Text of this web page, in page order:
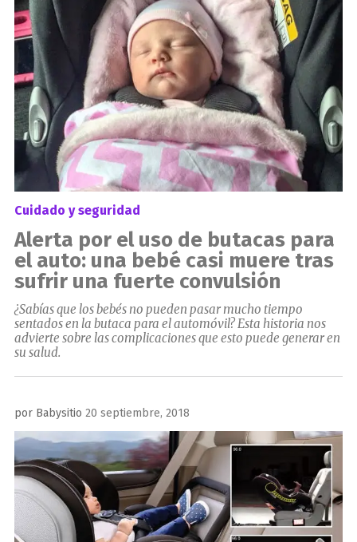
Cuidado y seguridad
Alerta por el uso de butacas para
el auto: una bebé casi muere tras
sufrir una fuerte convulsión
¿Sabías que los bebés no pueden pasar mucho tiempo
sentados en la butaca para el automóvil? Esta historia nos
advierte sobre las complicaciones que esto puede generar en
su salud.
por Babysitio Publicado
el
20 septiembre, 2018